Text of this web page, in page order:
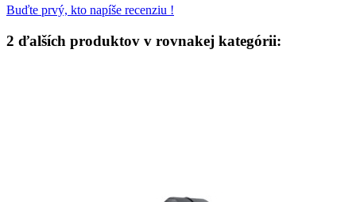
Buďte prvý, kto napíše recenziu !
2 ďalších produktov v rovnakej kategórii: